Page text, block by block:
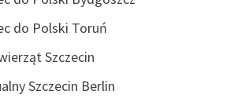
do Polski Toruń
Szczecin
Szczecin Berlin